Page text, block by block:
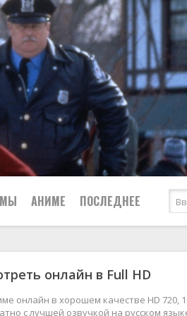
Мелодрамы
Приключения
АНИМЕ ПОСЛЕДНЕЕ
2024
онлайн в Full HD
онлайн в хорошем качестве HD 720,
с лучшей озвучкой на русском